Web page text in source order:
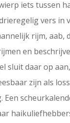
iets tussen
vers in
rijm, aab,
en
sluit daar op
zijn als
Een